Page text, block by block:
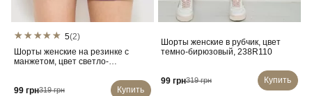
5(2)
Шорты женские на резинке с
манжетом, цвет светло-
99 грн319 грн Купить
Шорты женские в рубчик, цвет
темно-бирюзовый, 238R110
99 грн319 грн Купить